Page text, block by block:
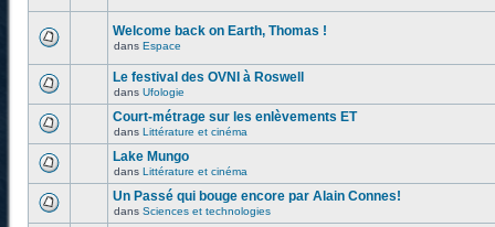
Welcome back on Earth, Thomas !
dans Espace
Le festival des OVNI à Roswell
dans Ufologie
Court-métrage sur les enlèvements ET
dans Littérature et cinéma
Lake Mungo
dans Littérature et cinéma
Un Passé qui bouge encore par Alain Connes!
dans Sciences et technologies